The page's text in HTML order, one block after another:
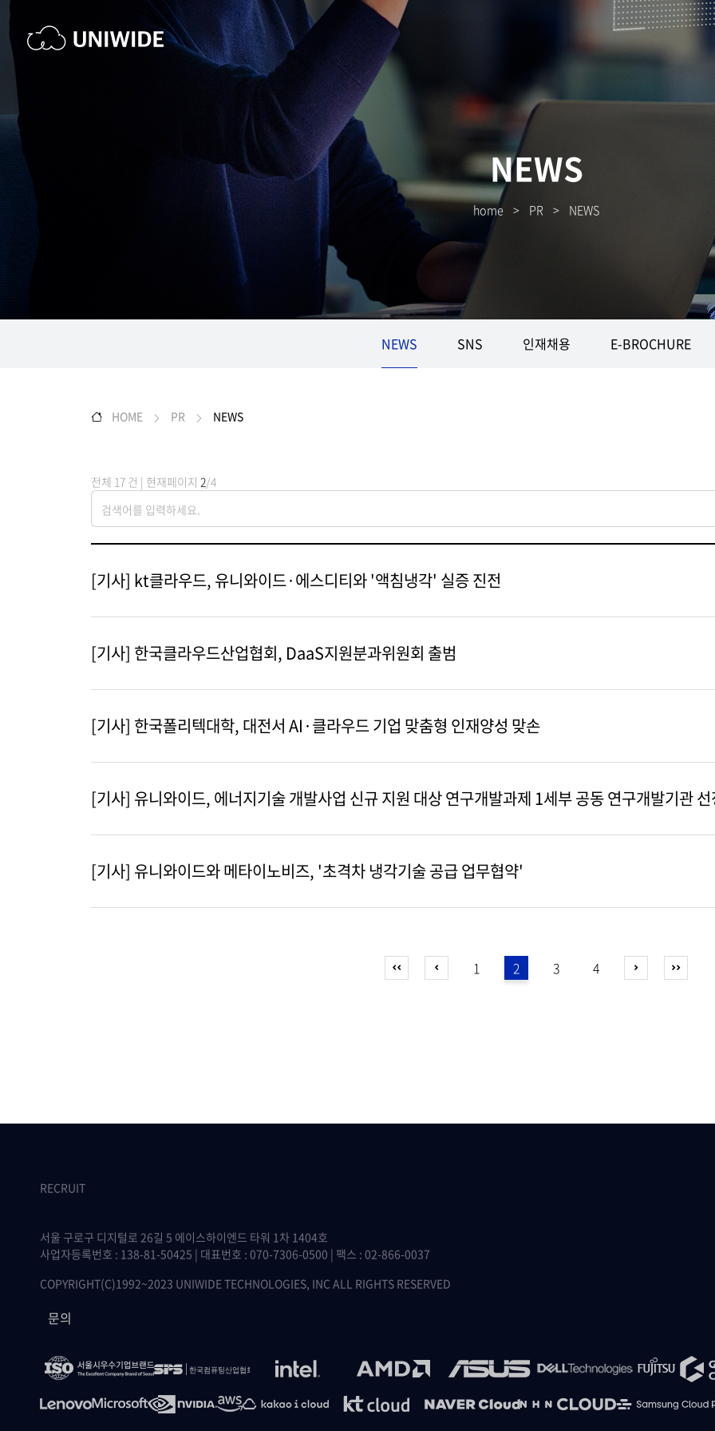
NEWS
home > PR > NEWS
NEWS SNS 인재채용 E-BROCHURE
HOME PR NEWS
전체 17 건 | 현재페이지 2/4
[기사] kt클라우드, 유니와이드·에스디티와 '액침냉각' 실증 진전
[기사] 한국클라우드산업협회, DaaS지원분과위원회 출범
[기사] 한국폴리텍대학, 대전서 AI·클라우드 기업 맞춤형 인재양성 맞손
[기사] 유니와이드, 에너지기술 개발사업 신규 지원 대상 연구개발과제 1세부 공동 연구개발기관 선
[기사] 유니와이드와 메타이노비즈, '초격차 냉각기술 공급 업무협약'
1 2 3 4
RECRUIT
서울 구로구 디지털로 26길 5 에이스하이엔드 타워 1차 1404호
사업자등록번호 : 138-81-50425 | 대표번호 : 070-7306-0500 | 팩스 : 02-866-0037
COPYRIGHT(C)1992~2023 UNIWIDE TECHNOLOGIES, INC ALL RIGHTS RESERVED
문의